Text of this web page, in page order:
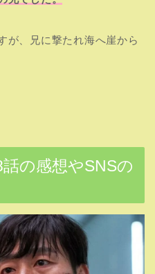
が、兄に撃たれ海へ崖から
話の感想やSNSの